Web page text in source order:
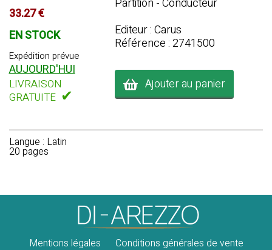
33.27 €
EN STOCK
Expédition prévue
AUJOURD'HUI
LIVRAISON
GRATUITE ✔
Partition - Conducteur
Editeur : Carus
Référence : 2741500
Ajouter au panier
Langue : Latin
20 pages
Mentions légales Conditions générales de vente